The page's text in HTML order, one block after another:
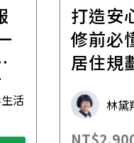
活
打造安
修前必
居住規
林黛